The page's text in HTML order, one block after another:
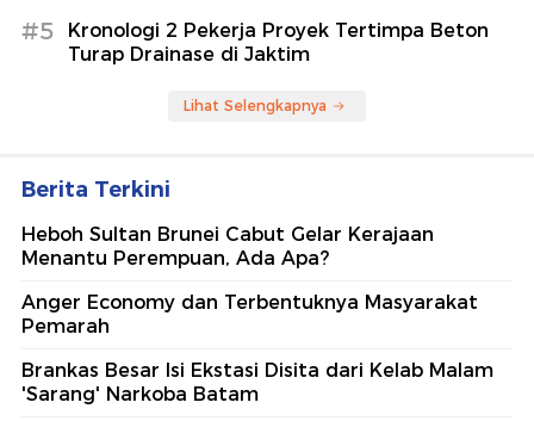
#5
Kronologi 2 Pekerja Proyek Tertimpa Beton
Turap Drainase di Jaktim
Lihat Selengkapnya
Berita Terkini
Heboh Sultan Brunei Cabut Gelar Kerajaan
Menantu Perempuan, Ada Apa?
Anger Economy dan Terbentuknya Masyarakat
Pemarah
Brankas Besar Isi Ekstasi Disita dari Kelab Malam
'Sarang' Narkoba Batam